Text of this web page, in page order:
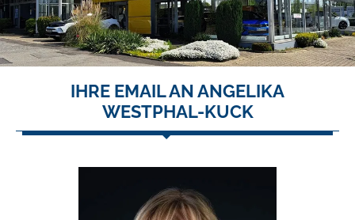
IHRE EMAIL AN ANGELIKA
WESTPHAL-KUCK